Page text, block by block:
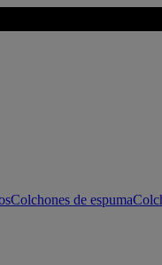
Colchones de espuma